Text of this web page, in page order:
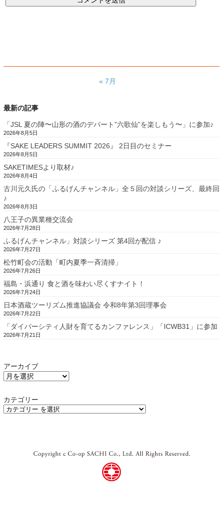
« 7月
最新の記事
「JSL 夏の陣〜山形の酒のデパート”六歌仙”を楽しもう〜」に参加♪
2026年8月5日
『SAKE LEADERS SUMMIT 2026』 2日目のセミナー
2026年8月5日
SAKETIMESより取材♪
2026年8月4日
古川元久氏の「ふるげんチャンネル」全５回の対談シリーズ、最終回
♪
2026年8月3日
八王子の異業種交流会
2026年7月28日
ふるげんチャンネル」対談シリーズ 第4回が配信 ♪
2026年7月27日
松竹町会の活動「町内夏季一斉清掃」
2026年7月26日
福島・浜通り 食と酒を味わい尽くすナイト！
2026年7月24日
日本酒蔵ツーリズム推進協議会 令和8年第3回理事会
2026年7月22日
「ダイバーシティ人財を育てるカンファレンス」「ICWB31」に参加
2026年7月21日
アーカイブ
カテゴリー